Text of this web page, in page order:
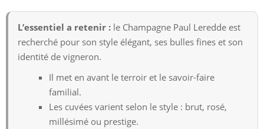
L’essentiel a retenir : le Champagne Paul Leredde est
recherché pour son style élégant, ses bulles fines et son
identité de vigneron.
Il met en avant le terroir et le savoir-faire
familial.
Les cuvées varient selon le style : brut, rosé,
millésimé ou prestige.